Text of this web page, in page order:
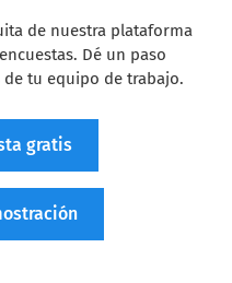
de nuestra plataforma
Dé un paso
tu equipo de trabajo.
gratis